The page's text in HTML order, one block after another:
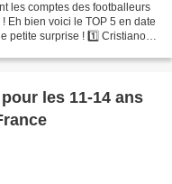
les comptes des footballeurs
Eh bien voici le TOP 5 en date
petite surprise ! 1️⃣ Cristiano
les 11-14 ans